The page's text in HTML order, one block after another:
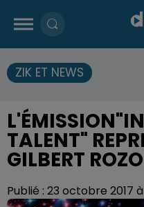
ZIK ET NEWS
TALENT"
GILBERT
Publié : 23 octobre 2017